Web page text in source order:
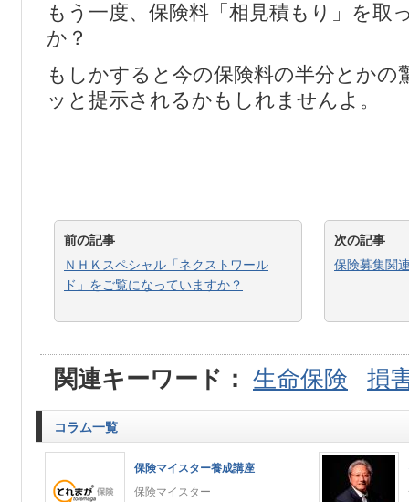
もう一度、保険料「相見積もり」を取
か？
もしかすると今の保険料の半分とかの
ッと提示されるかもしれませんよ。
前の記事
ＮＨＫスペシャル「ネクストワール
ド」をご覧になっていますか？
次の記事
保険募集関
関連キーワード： 生命保険 損
コラム一覧
保険マイスター養成講座
保険マイスター